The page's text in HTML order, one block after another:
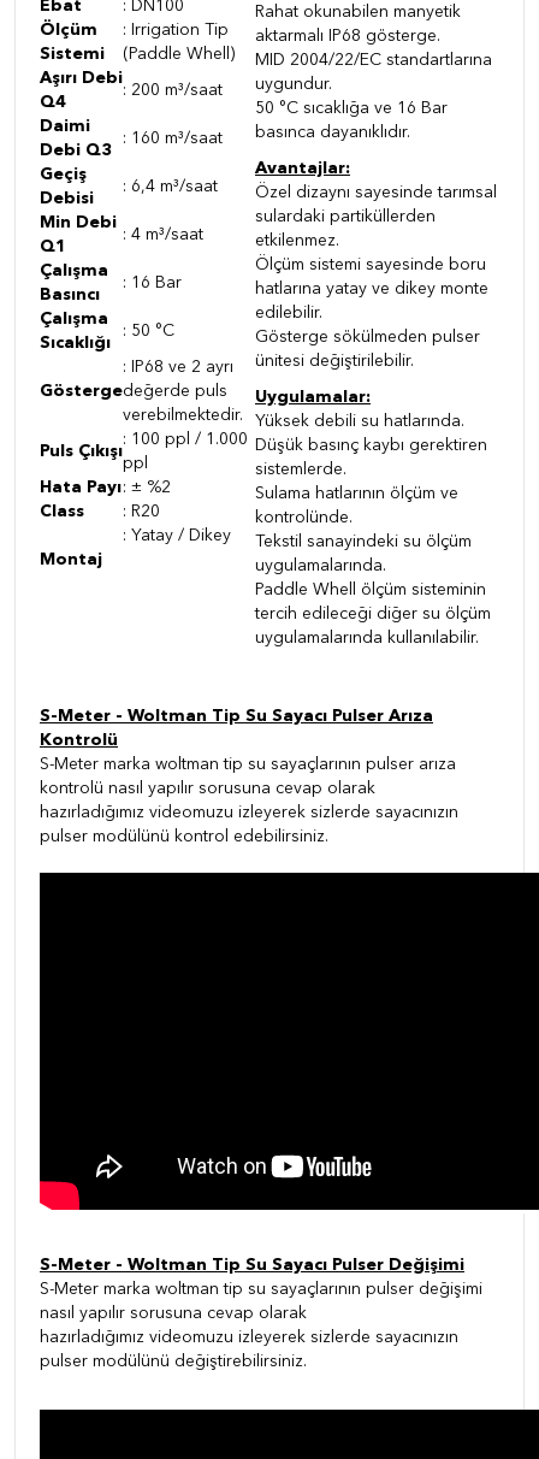
Ebat
: DN100
Ölçüm
Sistemi
: Irrigation Tip
(Paddle Whell)
Aşırı Debi
Q4
: 200 m³/saat
Daimi
Debi Q3
: 160 m³/saat
Geçiş
Debisi
: 6,4 m³/saat
Min Debi
Q1
: 4 m³/saat
Çalışma
Basıncı
: 16 Bar
Çalışma
Sıcaklığı
: 50 °C
Gösterge
: IP68 ve 2 ayrı
değerde puls
verebilmektedir.
Puls Çıkışı
: 100 ppl / 1.000
ppl
Hata Payı: ± %2
Class
: R20
Montaj
: Yatay / Dikey
Rahat okunabilen manyetik
aktarmalı IP68 gösterge.
MID 2004/22/EC standartlarına
uygundur.
50 °C sıcaklığa ve 16 Bar
basınca dayanıklıdır.
Avantajlar:
Özel dizaynı sayesinde tarımsal
sulardaki partiküllerden
etkilenmez.
Ölçüm sistemi sayesinde boru
hatlarına yatay ve dikey monte
edilebilir.
Gösterge sökülmeden pulser
ünitesi değiştirilebilir.
Uygulamalar:
Yüksek debili su hatlarında.
Düşük basınç kaybı gerektiren
sistemlerde.
Sulama hatlarının ölçüm ve
kontrolünde.
Tekstil sanayindeki su ölçüm
uygulamalarında.
Paddle Whell ölçüm sisteminin
tercih edileceği diğer su ölçüm
uygulamalarında kullanılabilir.
S-Meter - Woltman Tip Su Sayacı Pulser Arıza
Kontrolü
S-Meter marka woltman tip su sayaçlarının pulser arıza
kontrolü nasıl yapılır sorusuna cevap olarak
hazırladığımız videomuzu izleyerek sizlerde sayacınızın
pulser modülünü kontrol edebilirsiniz.
S-Meter - Woltman Tip Su Sayacı Pulser Değişimi
S-Meter marka woltman tip su sayaçlarının pulser değişimi
nasıl yapılır sorusuna cevap olarak
hazırladığımız videomuzu izleyerek sizlerde sayacınızın
pulser modülünü değiştirebilirsiniz.